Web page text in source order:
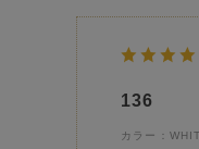
136
カラー：